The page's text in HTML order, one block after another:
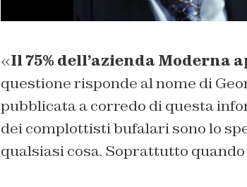
«Il 75% dell’azienda Moderna
questione risponde al nome di
pubblicata a corredo di questa
dei complottisti bufalari sono lo
qualsiasi cosa. Soprattutto